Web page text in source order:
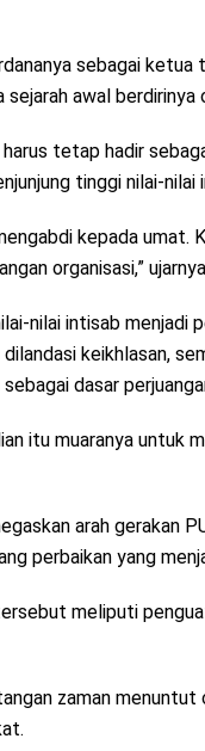
sebagai ketua
sejarah awal
tetap hadir
tinggi nilai-
kepada umat.
organisasi,”
nilai intisab menjadi
keikhlasan,
dasar
itu muaranya untuk
arah gerakan
perbaikan yang
meliputi
zaman menuntut